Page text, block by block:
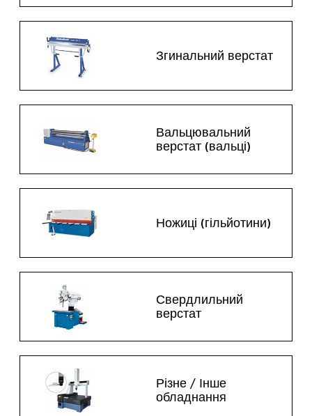
Згинальний верстат
Вальцювальний
верстат (вальці)
Ножиці (гільйотини)
Свердлильний
верстат
Різне / Інше
обладнання